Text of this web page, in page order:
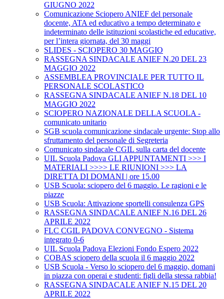
GIUGNO 2022
Comunicazione Sciopero ANIEF del personale
docente, ATA ed educativo a tempo determinato e
indeterminato delle istituzioni scolastiche ed educative,
per l’intera giornata, del 30 maggi
SLIDES - SCIOPERO 30 MAGGIO
RASSEGNA SINDACALE ANIEF N.20 DEL 23
MAGGIO 2022
ASSEMBLEA PROVINCIALE PER TUTTO IL
PERSONALE SCOLASTICO
RASSEGNA SINDACALE ANIEF N.18 DEL 10
MAGGIO 2022
SCIOPERO NAZIONALE DELLA SCUOLA -
comunicato unitario
SGB scuola comunicazione sindacale urgente: Stop allo
sfruttamento del personale di Segreteria
Comunicato sindacale CGIL sulla carta del docente
UIL Scuola Padova GLI APPUNTAMENTI >>> I
MATERIALI >>>> LE RIUNIONI >>> LA
DIRETTA DI DOMANI | ore 15.00
USB Scuola: sciopero del 6 maggio. Le ragioni e le
piazze
USB Scuola: Attivazione sportelli consulenza GPS
RASSEGNA SINDACALE ANIEF N.16 DEL 26
APRILE 2022
FLC CGIL PADOVA CONVEGNO - Sistema
integrato 0-6
UIL Scuola Padova Elezioni Fondo Espero 2022
COBAS sciopero della scuola il 6 maggio 2022
USB Scuola - Verso lo sciopero del 6 maggio, domani
in piazza con operai e studenti: figli della stessa rabbia!
RASSEGNA SINDACALE ANIEF N.15 DEL 20
APRILE 2022